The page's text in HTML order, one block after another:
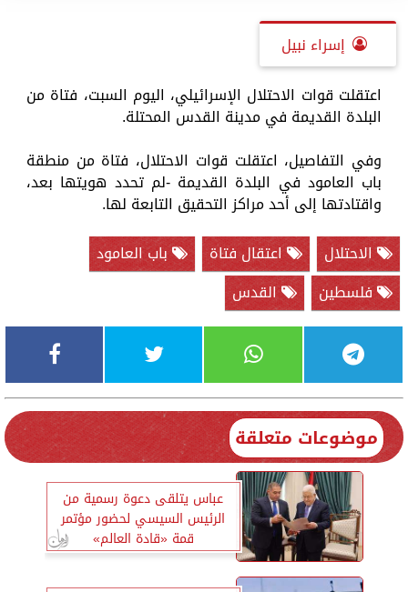
إسراء نبيل
اعتقلت قوات الاحتلال الإسرائيلي، اليوم السبت، فتاة من
البلدة القديمة في مدينة القدس المحتلة.
وفي التفاصيل، اعتقلت قوات الاحتلال، فتاة من منطقة
باب العامود في البلدة القديمة -لم تحدد هويتها بعد،
واقتادتها إلى أحد مراكز التحقيق التابعة لها.
الاحتلال
اعتقال فتاة
باب العامود
فلسطين
القدس
موضوعات متعلقة
عباس يتلقى دعوة رسمية من
الرئيس السيسي لحضور مؤتمر
قمة «قادة العالم»